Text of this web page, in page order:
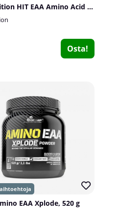
DY Nutrition HIT EAA Amino Acid Complex, 360 g
Osta!
EAA Xplode, 520 g